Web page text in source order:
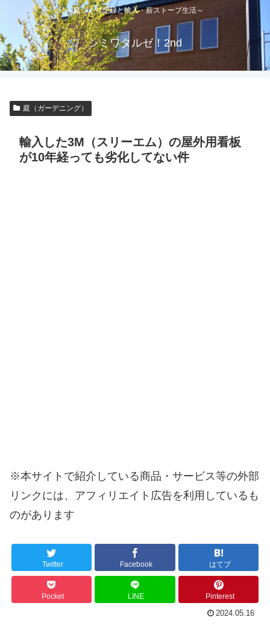
～庭づくり記録と輸入・薪ストーブ生活～
シミワタルゼ！2nd
庭（ガーデニング）
輸入した3M（スリーエム）の屋外用看板
が10年経っても劣化してない件
※本サイトで紹介している商品・サービス等の外部
リンクには、アフィリエイト広告を利用しているも
のがあります
Twitter Facebook はてブ
Pocket LINE Pinterest
2024.05.16